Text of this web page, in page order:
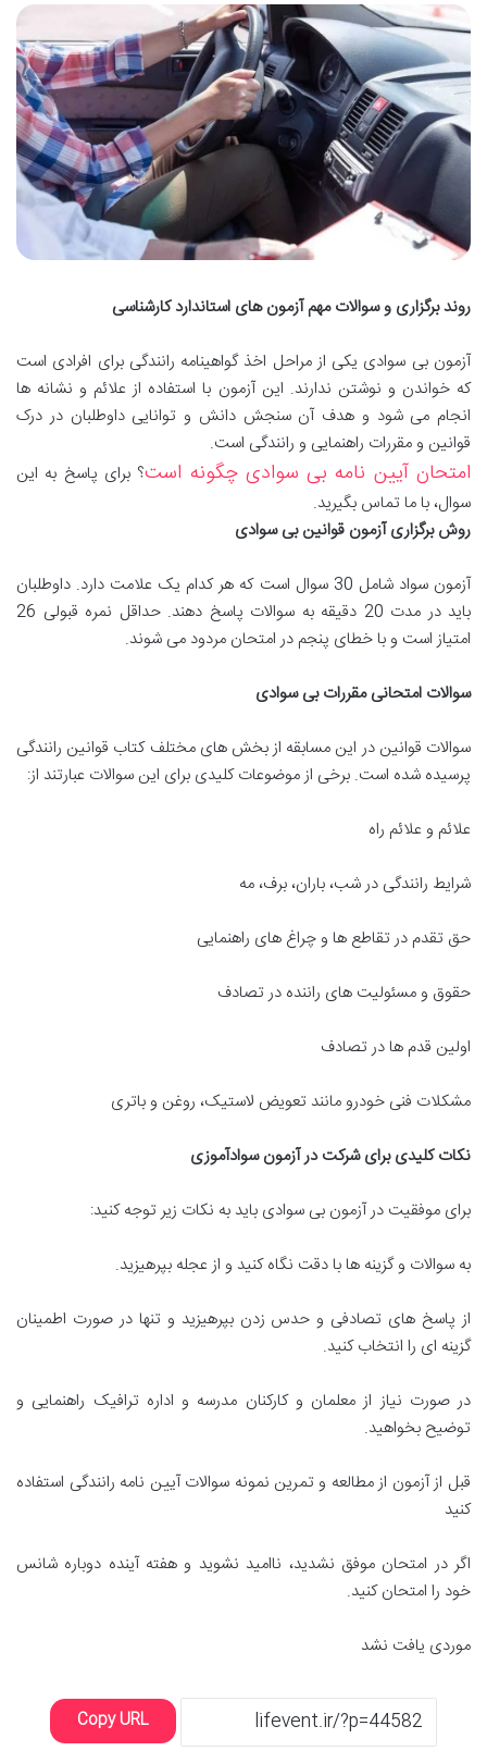
روند برگزاری و سوالات مهم آزمون های استاندارد کارشناسی
آزمون بی سوادی یکی از مراحل اخذ گواهینامه رانندگی برای افرادی است
که خواندن و نوشتن ندارند. این آزمون با استفاده از علائم و نشانه ها
انجام می شود و هدف آن سنجش دانش و توانایی داوطلبان در درک
قوانین و مقررات راهنمایی و رانندگی است.
امتحان آیین نامه بی سوادی چگونه است؟ برای پاسخ به این
سوال، با ما تماس بگیرید.
روش برگزاری آزمون قوانین بی سوادی
آزمون سواد شامل 30 سوال است که هر کدام یک علامت دارد. داوطلبان
باید در مدت 20 دقیقه به سوالات پاسخ دهند. حداقل نمره قبولی 26
امتیاز است و با خطای پنجم در امتحان مردود می شوند.
سوالات امتحانی مقررات بی سوادی
سوالات قوانین در این مسابقه از بخش های مختلف کتاب قوانین رانندگی
پرسیده شده است. برخی از موضوعات کلیدی برای این سوالات عبارتند از:
علائم و علائم راه
شرایط رانندگی در شب، باران، برف، مه
حق تقدم در تقاطع ها و چراغ های راهنمایی
حقوق و مسئولیت های راننده در تصادف
اولین قدم ها در تصادف
مشکلات فنی خودرو مانند تعویض لاستیک، روغن و باتری
نکات کلیدی برای شرکت در آزمون سوادآموزی
برای موفقیت در آزمون بی سوادی باید به نکات زیر توجه کنید:
به سوالات و گزینه ها با دقت نگاه کنید و از عجله بپرهیزید.
از پاسخ های تصادفی و حدس زدن بپرهیزید و تنها در صورت اطمینان
گزینه ای را انتخاب کنید.
در صورت نیاز از معلمان و کارکنان مدرسه و اداره ترافیک راهنمایی و
توضیح بخواهید.
قبل از آزمون از مطالعه و تمرین نمونه سوالات آیین نامه رانندگی استفاده
کنید
اگر در امتحان موفق نشدید، ناامید نشوید و هفته آینده دوباره شانس
خود را امتحان کنید.
موردی یافت نشد
Copy URL